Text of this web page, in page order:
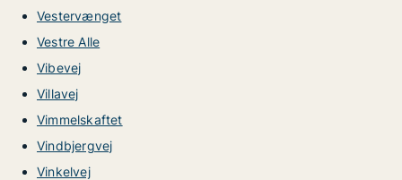
Vestervænget
Vestre Alle
Vibevej
Villavej
Vimmelskaftet
Vindbjergvej
Vinkelvej